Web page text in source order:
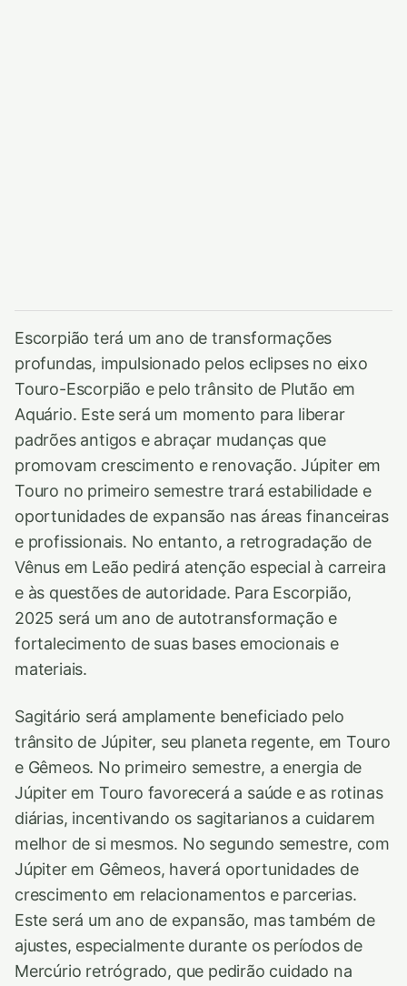
Escorpião terá um ano de transformações
profundas, impulsionado pelos eclipses no eixo
Touro-Escorpião e pelo trânsito de Plutão em
Aquário. Este será um momento para liberar
padrões antigos e abraçar mudanças que
promovam crescimento e renovação. Júpiter em
Touro no primeiro semestre trará estabilidade e
oportunidades de expansão nas áreas financeiras
e profissionais. No entanto, a retrogradação de
Vênus em Leão pedirá atenção especial à carreira
e às questões de autoridade. Para Escorpião,
2025 será um ano de autotransformação e
fortalecimento de suas bases emocionais e
materiais.
Sagitário será amplamente beneficiado pelo
trânsito de Júpiter, seu planeta regente, em Touro
e Gêmeos. No primeiro semestre, a energia de
Júpiter em Touro favorecerá a saúde e as rotinas
diárias, incentivando os sagitarianos a cuidarem
melhor de si mesmos. No segundo semestre, com
Júpiter em Gêmeos, haverá oportunidades de
crescimento em relacionamentos e parcerias.
Este será um ano de expansão, mas também de
ajustes, especialmente durante os períodos de
Mercúrio retrógrado, que pedirão cuidado na